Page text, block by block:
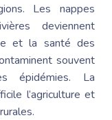
Les nappes
deviennent
et la santé des
souvent
épidémies. La
l’agriculture et